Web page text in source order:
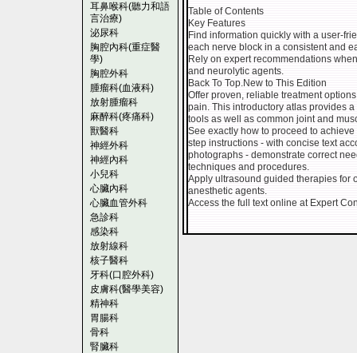
耳鼻喉科(聽力和語
言治療)
泌尿科
胸腔內科(重症醫
學)
胸腔外科
腫瘤科(血液科)
放射腫瘤科
麻醉科(疼痛科)
獸醫科
神經外科
神經內科
小兒科
心臟內科
心臟血管外科
急診科
感染科
放射線科
核子醫科
牙科(口腔外科)
皮膚科(醫學美容)
精神科
胃腸科
骨科
腎臟科
Table of Contents
Key Features
Find information quickly with a user-
each nerve block in a consistent and
Rely on expert recommendations
and neurolytic agents.
Back To Top.New to This Edition
Offer proven, reliable treatment
pain. This introductory atlas provides
tools as well as common joint and
See exactly how to proceed to
step instructions - with concise text
photographs - demonstrate correct
techniques and procedures.
Apply ultrasound guided therapies for
anesthetic agents.
Access the full text online at Expert